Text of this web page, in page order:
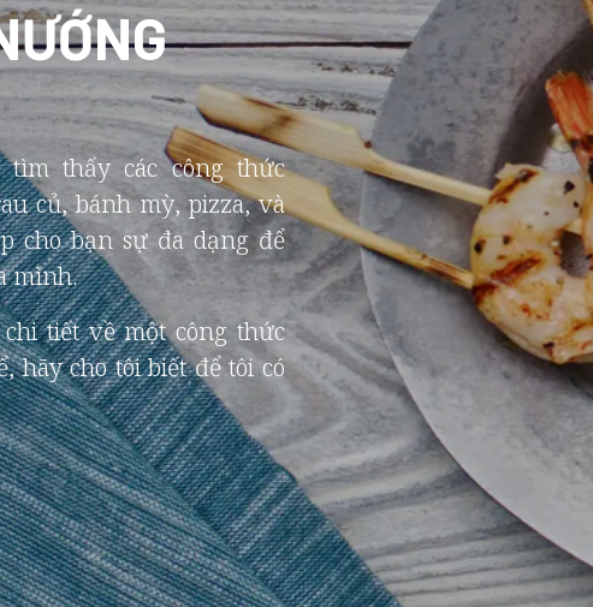
thấy các công thức
củ, bánh mỳ, pizza, và
cho bạn sự đa dạng để
mình.
tiết về một công thức
hãy cho tôi biết để tôi có